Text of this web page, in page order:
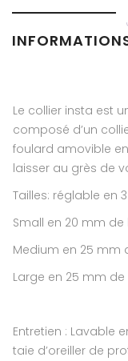
Le collier insta est
composé d’un
foulard amovible
laisser au grès de
Tailles: réglable en
Small en 20 mm
Medium en 25 mm
Large en 25 mm
Entretien : Lavable
taie d’oreiller de